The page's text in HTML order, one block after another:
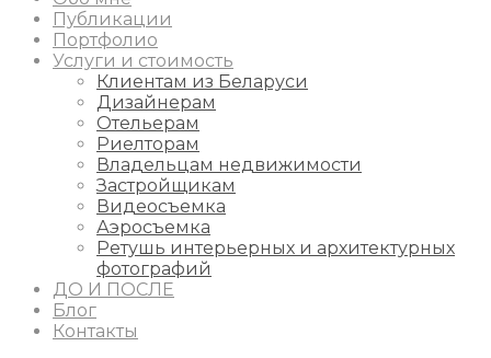
Публикации
Портфолио
Услуги и стоимость
Клиентам из Беларуси
Дизайнерам
Отельерам
Риелторам
Владельцам недвижимости
Застройщикам
Видеосъемка
Аэросъемка
Ретушь интерьерных и архитектурных
фотографий
ДО И ПОСЛЕ
Блог
Контакты